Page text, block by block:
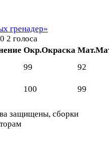
гренадер»
2 голоса
Окр.Окраска Мат.
99 92
100 99
защищены, сборки